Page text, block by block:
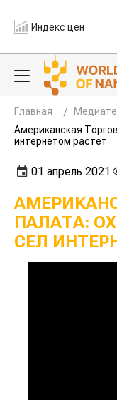
Индекс цен
Главная
Американская
интернетом растет
01 апрель 2021
ПАЛАТА:
СЕЛ